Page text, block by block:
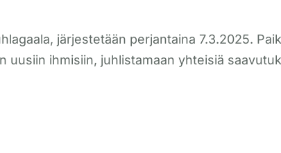
järjestetään perjantaina 7.3.2025.
uusiin ihmisiin, juhlistamaan yhteisiä